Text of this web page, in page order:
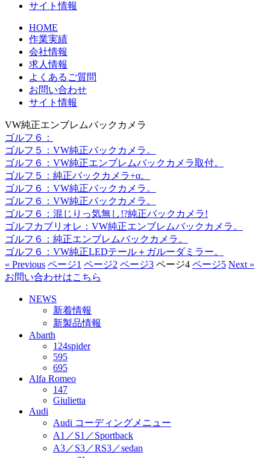
サイト情報
HOME
作業実績
会社情報
求人情報
よくあるご質問
お問い合わせ
サイト情報
VW純正エンブレムバックカメラ
ゴルフ６：
ゴルフ５：VW純正バックカメラ。
ゴルフ６：VW純正エンブレムバックカメラ取付。
ゴルフ５：純正バックカメラ+α。
ゴルフ６：VW純正バックカメラ。
ゴルフ６：VW純正バックカメラ。
ゴルフ６：混じりっ気無し!?純正バックカメラ!
ゴルフカブリオレ：VW純正エンブレムバックカメラ。
ゴルフ６：純正エンブレムバックカメラ。
ゴルフ６：VW純正LEDテール＋ガルーダミラー。
« Previous ページ1 ページ2 ページ3 ページ4 ページ5 Next »
お問い合わせはこちら
NEWS
新着情報
新製品情報
Abarth
124spider
595
695
Alfa Romeo
147
Giulietta
Audi
Audi コーディングメニュー
A1／S1／Sportback
A3／S3／RS3／sedan